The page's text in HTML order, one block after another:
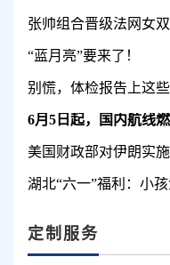
张帅组合晋级法网女
“蓝月亮”要来了！
别慌，体检报告上这
6月5日起，国内航线
美国财政部对伊朗实
湖北“六一”福利：小
定制服务